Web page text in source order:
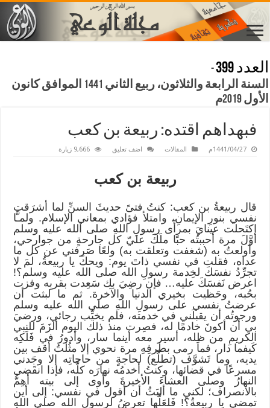
العدد 399
-
السنة الرابعة والثلاثون، ربيع الثاني 1441 الموافق كانون
الأول 2019م
فبهداهم اقتده: ربيعة بن كعب
1441/04/27م المقالات اضف تعليق 9,666 زيارة
ربيعة بن كعب
قال ربيعةُ بن كعب: كنتُ فتىً حديثَ السنِّ لما أشرَقت
نفسي بنورِ الإيمانِ، وامتلأ فؤادي بمعاني الإسلام. ولمـَّا
اكتَحلت عينايَ بمرأَى رسولِ اللهِ صلى الله عليه وسلم
أوَّلَ مرة أحببتُه حبًا ملَكَ عليّ كل جارحةٍ من جوارحي،
وأولعتُ به (شغفت وتعلقت به) ولعًا صَرفني عن كل ما
عداه، فقلت في نفسي ذاتَ يوم: ويحكَ يا ربيعةُ، لمَ لا
تجرِّدُ نفسَكَ لخِدمة رسولِ الله صلى الله عليه وسلم؟!
اعرض نَفسَكَ عليه… فإن رضِيَ بك سَعِدت بقربِه وفزت
بحُبه، وحَظيت بخيري الدنيا والآخرة. ثم ما لبثت أن
عرضتُ نفسي على رسولِ اللهِ صلى الله عليه وسلم
ورجوتُه أن يقبلَني في خدمته، فلم يخيِّب رجائي، ورضيَ
بي أن أكونَ خادمًا له، فصِرت منذ ذلك اليوم ألزَمَ للنبي
الكريمِ من ظِله، أسير معه أينما سار، وأدورُ في فَلَكِه
كَيفما دار، فما رمى بطرفِهِ مرة نحوي إلا مثُلتُ أقف بين
يديه، وما تَشوَّف (تطلَّع) لحاجةٍ من حاجاتِه إلا وجَدني
مسرعًا في قضائها، وكنتُ أخدمُه نهارَه كلَّه، فإذا انقَضى
النهارُ وصلى العشاءَ الأخيرةَ وأوى إلى بيته أهِمُّ
بالانصراف؛ لكني ما ألبَثُ أن أقول في نفسي: إلى أين
تمضي يا ربيعةُ؟! فَلعَلَّها تعرضُ لرسول الله صلى الله